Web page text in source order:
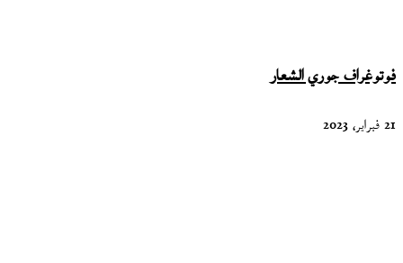
فوتوغراف جوري الشعار
21 فبراير، 2023